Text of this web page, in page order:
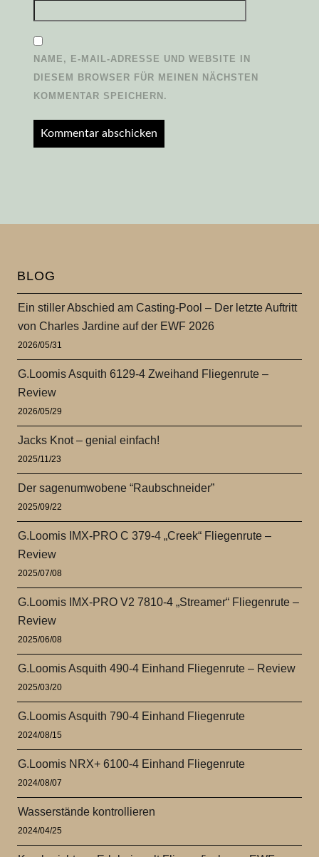
NAME, E-MAIL-ADRESSE UND WEBSITE IN
DIESEM BROWSER FÜR MEINEN NÄCHSTEN
KOMMENTAR SPEICHERN.
BLOG
Ein stiller Abschied am Casting-Pool – Der letzte Auftritt
von Charles Jardine auf der EWF 2026
2026/05/31
G.Loomis Asquith 6129-4 Zweihand Fliegenrute –
Review
2026/05/29
Jacks Knot – genial einfach!
2025/11/23
Der sagenumwobene “Raubschneider”
2025/09/22
G.Loomis IMX-PRO C 379-4 „Creek“ Fliegenrute –
Review
2025/07/08
G.Loomis IMX-PRO V2 7810-4 „Streamer“ Fliegenrute –
Review
2025/06/08
G.Loomis Asquith 490-4 Einhand Fliegenrute – Review
2025/03/20
G.Loomis Asquith 790-4 Einhand Fliegenrute
2024/08/15
G.Loomis NRX+ 6100-4 Einhand Fliegenrute
2024/08/07
Wasserstände kontrollieren
2024/04/25